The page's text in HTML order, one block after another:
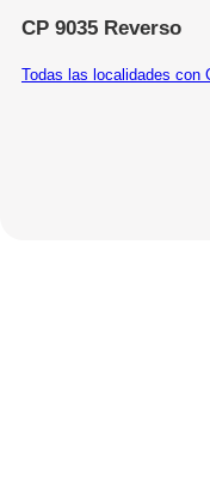
CP 9035 Reverso
Todas las localidades con